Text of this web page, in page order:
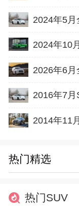
2024年5
2026年6
2014年11
热门精选
热门SUV